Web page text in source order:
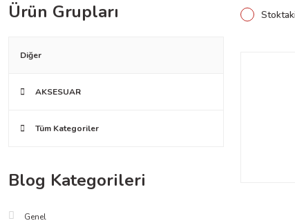
Ürün Grupları
Diğer
AKSESUAR
Tüm Kategoriler
Blog Kategorileri
Genel